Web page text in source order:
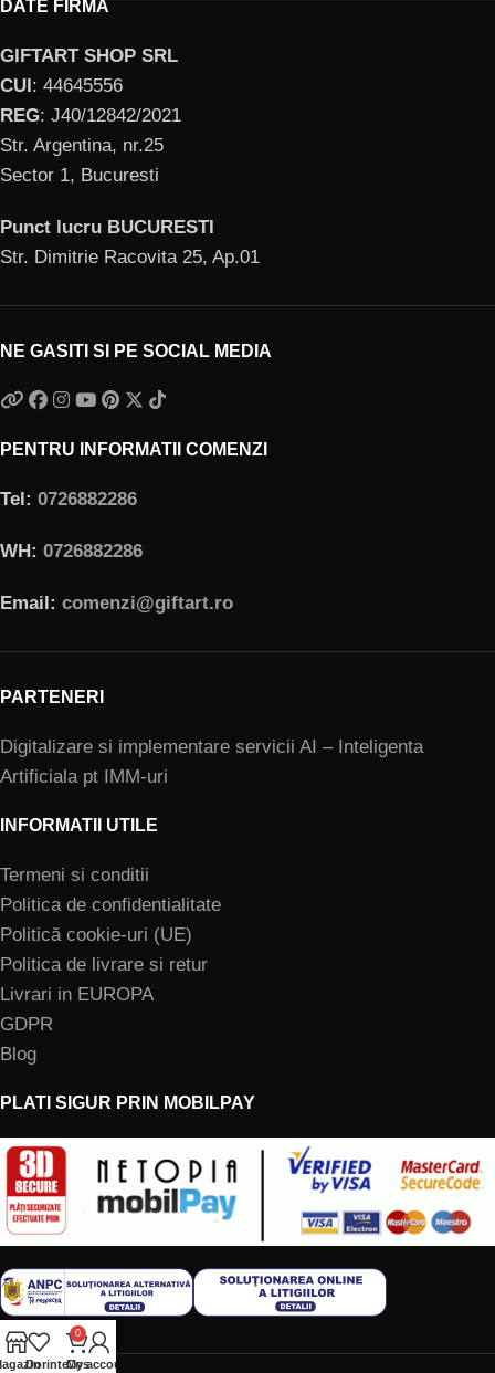
DATE FIRMA
GIFTART SHOP SRL
CUI: 44645556
REG: J40/12842/2021
Str. Argentina, nr.25
Sector 1, Bucuresti
Punct lucru BUCURESTI
Str. Dimitrie Racovita 25, Ap.01
NE GASITI SI PE SOCIAL MEDIA
PENTRU INFORMATII COMENZI
Tel: 0726882286
WH: 0726882286
Email: comenzi@giftart.ro
PARTENERI
Digitalizare si implementare servicii AI – Inteligenta
Artificiala pt IMM-uri
INFORMATII UTILE
Termeni si conditii
Politica de confidentialitate
Politică cookie-uri (UE)
Politica de livrare si retur
Livrari in EUROPA
GDPR
Blog
PLATI SIGUR PRIN MOBILPAY
Dorinte
0
Cos
My account